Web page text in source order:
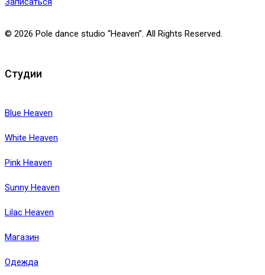
© 2026 Pole dance studio “Heaven”. All Rights Reserved.
Студии
Blue Heaven
White Heaven
Pink Heaven
Sunny Heaven
Lilac Heaven
Магазин
Одежда